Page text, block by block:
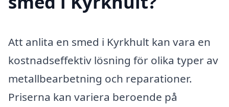
Att anlita en smed i Kyrkhult kan vara en
kostnadseffektiv lösning för olika typer av
metallbearbetning och reparationer.
Priserna kan variera beroende på